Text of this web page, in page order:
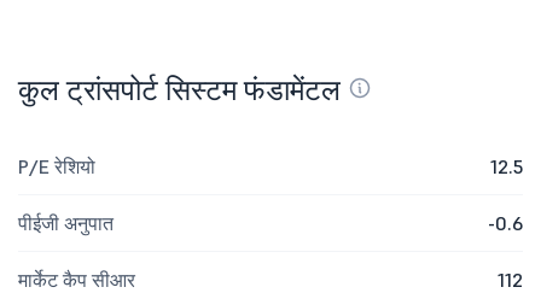
कुल ट्रांसपोर्ट सिस्टम फंडामेंटल
P/E रेशियो 12.5
पीईजी अनुपात -0.6
मार्केट कैप सीआर 112